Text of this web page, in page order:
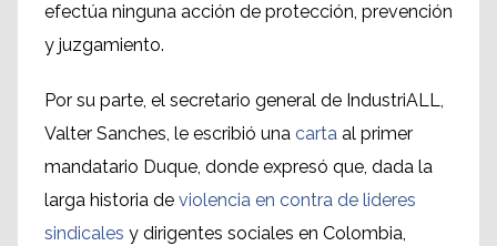
efectúa ninguna acción de protección, prevención
y juzgamiento.
Por su parte, el secretario general de IndustriALL,
Valter Sanches, le escribió una carta al primer
mandatario Duque, donde expresó que, dada la
larga historia de violencia en contra de lideres
sindicales y dirigentes sociales en Colombia,